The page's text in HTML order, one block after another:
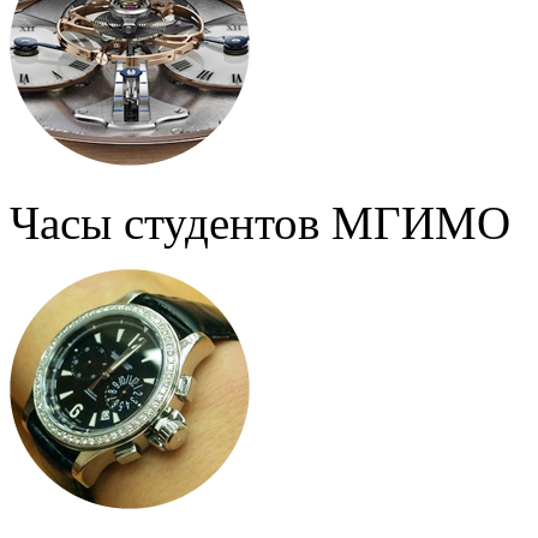
Часы студентов МГИМО